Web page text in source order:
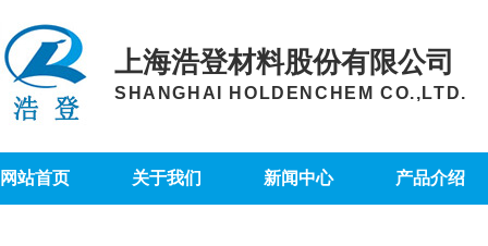
上海浩登材料股份有限公司
SHANGHAI HOLDENCHEM CO.,LTD.
网站首页 关于我们 新闻中心 产品介绍